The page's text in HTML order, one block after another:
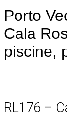
Porto
Cala
piscine,
RL176 –